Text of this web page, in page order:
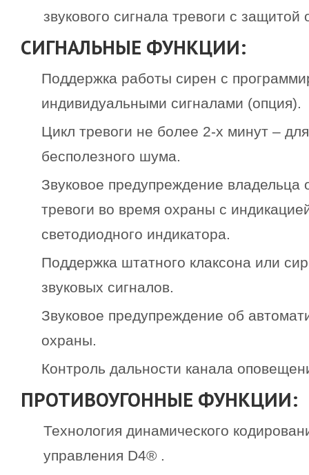
звукового сигнала тревоги с защитой
СИГНАЛЬНЫЕ ФУНКЦИИ:
Поддержка работы сирен с
индивидуальными сигналами (опция).
Цикл тревоги не более 2-х минут –
бесполезного шума.
Звуковое предупреждение
тревоги во время охраны с
светодиодного индикатора.
Поддержка штатного клаксона или
звуковых сигналов.
Звуковое предупреждение об
охраны.
Контроль дальности канала
ПРОТИВОУГОННЫЕ ФУНКЦИИ:
Технология динамического
управления D4® .